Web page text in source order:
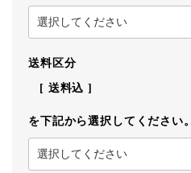
送料区分
送料込
を下記から選択してください。